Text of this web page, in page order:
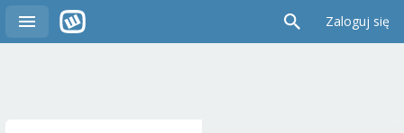
Zaloguj się